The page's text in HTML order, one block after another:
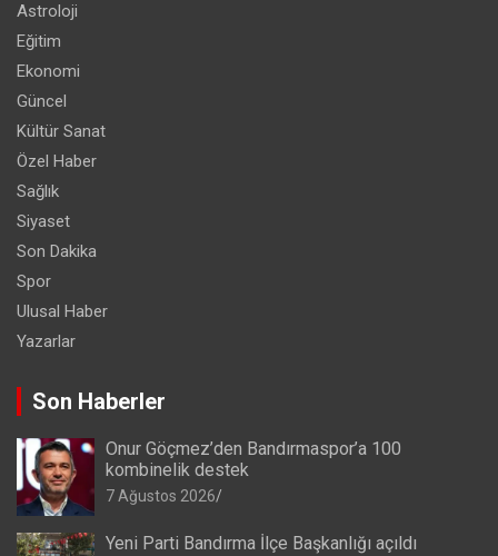
Astroloji
Eğitim
Ekonomi
Güncel
Kültür Sanat
Özel Haber
Sağlık
Siyaset
Son Dakika
Spor
Ulusal Haber
Yazarlar
Son Haberler
Onur Göçmez’den Bandırmaspor’a 100
kombinelik destek
7 Ağustos 2026
Yeni Parti Bandırma İlçe Başkanlığı açıldı